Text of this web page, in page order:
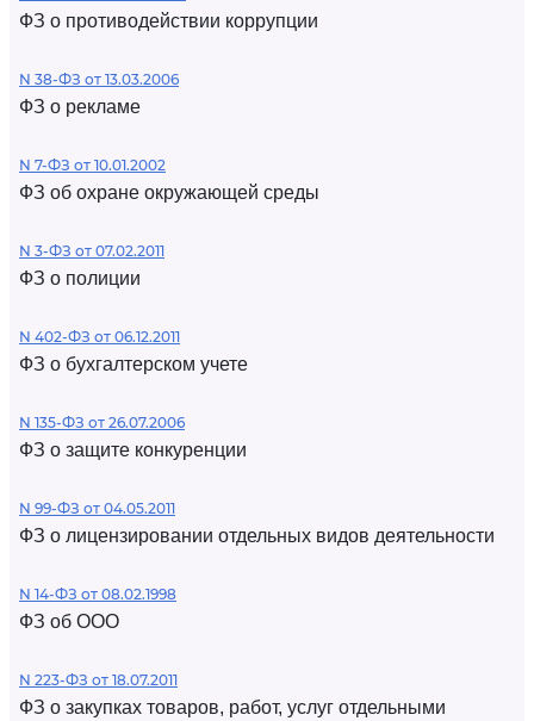
ФЗ о противодействии коррупции
N 38-ФЗ от 13.03.2006
ФЗ о рекламе
N 7-ФЗ от 10.01.2002
ФЗ об охране окружающей среды
N 3-ФЗ от 07.02.2011
ФЗ о полиции
N 402-ФЗ от 06.12.2011
ФЗ о бухгалтерском учете
N 135-ФЗ от 26.07.2006
ФЗ о защите конкуренции
N 99-ФЗ от 04.05.2011
ФЗ о лицензировании отдельных видов деятельности
N 14-ФЗ от 08.02.1998
ФЗ об ООО
N 223-ФЗ от 18.07.2011
ФЗ о закупках товаров, работ, услуг отдельными